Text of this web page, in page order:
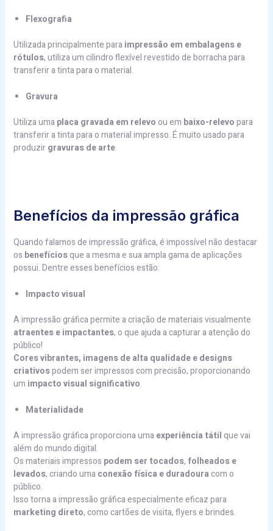
Flexografia
Utilizada principalmente para impressão em embalagens e
rótulos, utiliza um cilindro flexível revestido de borracha para
transferir a tinta para o material.
Gravura
Utiliza uma placa gravada em relevo ou em baixo-relevopara
transferir a tinta para o material impresso. É muito usado para
produzirgravuras de arte.
Benefícios da impressão gráfica
Quando falamos de impressão gráfica, é impossível não destacar
os benefíciosque a mesma e sua ampla gama de aplicações
possui. Dentre esses benefícios estão:
Impacto visual
A impressão gráfica permite a criação de materiais visualmente
atraentes e impactantes, o que ajuda a capturar a atenção do
público!
Cores vibrantes, imagens de alta qualidade e designs
criativospodem ser impressos com precisão, proporcionando
um impacto visual significativo.
Materialidade
A impressão gráfica proporciona uma experiência tátil que vai
além do mundo digital.
Os materiais impressos podem ser tocados, folheados e
levados, criando uma conexão física e duradouracom o
público.
Isso torna a impressão gráfica especialmente eficaz para
marketing direto, como cartões de visita, flyers e brindes.